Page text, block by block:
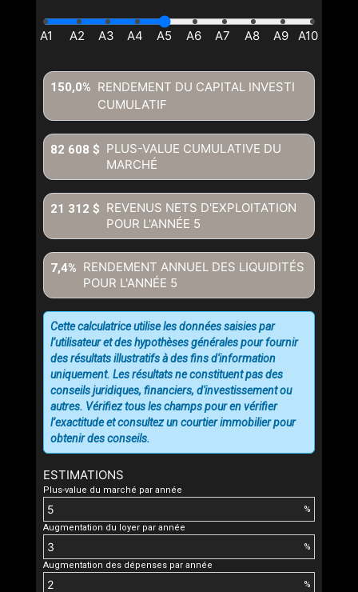
RENDEMENT DU CAPITAL INVESTI
CUMULATIF
150,0%
PLUS-VALUE CUMULATIVE DU
MARCHÉ
82 608 $
REVENUS NETS D'EXPLOITATION
POUR L'ANNÉE 5
21 312 $
RENDEMENT ANNUEL DES LIQUIDITÉS
POUR L'ANNÉE 5
7,4%
ESTIMATIONS
Plus-value du marché par année
%
Augmentation du loyer par année
%
Augmentation des dépenses par année
%
Cette calculatrice utilise les données saisies par
l’utilisateur et des hypothèses générales pour fournir
des résultats illustratifs à des fins d'information
uniquement. Les résultats ne constituent pas des
conseils juridiques, financiers, d'investissement ou
autres. Vérifiez tous les champs pour en vérifier
l’exactitude et consultez un courtier immobilier pour
obtenir des conseils.